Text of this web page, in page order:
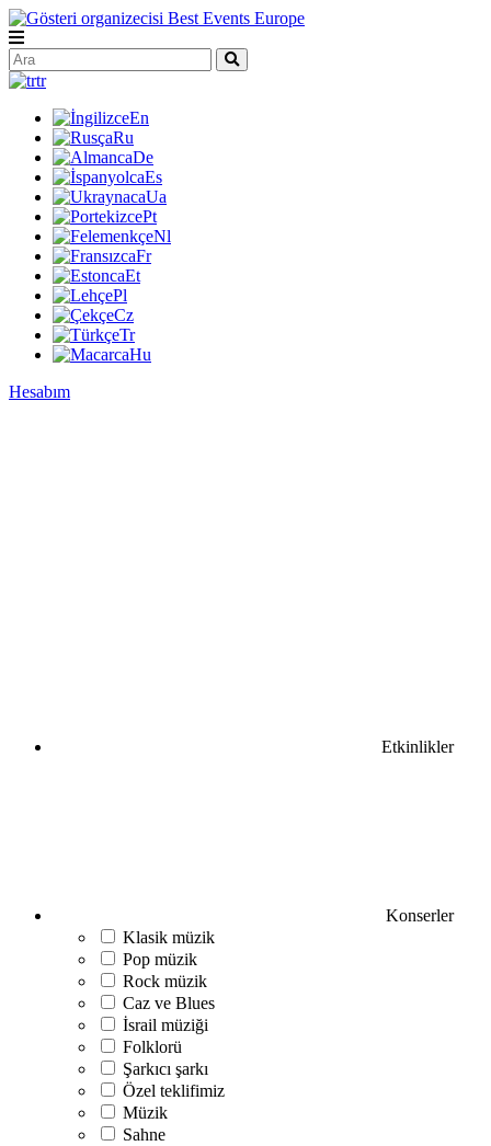
tr
En
Ru
De
Es
Ua
Pt
Nl
Fr
Et
Pl
Cz
Tr
Hu
Hesabım
Etkinlikler
Konserler
Klasik müzik
Pop müzik
Rock müzik
Caz ve Blues
İsrail müziği
Folklorü
Şarkıcı şarkı
Özel teklifimiz
Müzik
Sahne